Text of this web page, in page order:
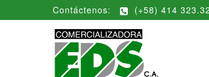
Contáctenos: (+58) 414